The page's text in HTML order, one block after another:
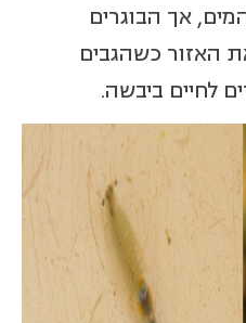
אך הבוגרים
האזור כשהגבים
לחיים ביבשה.